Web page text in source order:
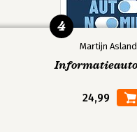
Martijn
24,99
4